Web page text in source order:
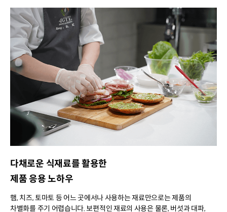
다채로운 식재료를 활용한
제품 응용 노하우
햄, 치즈, 토마토 등 어느 곳에서나 사용하는 재료만으로는 제품의
차별화를 주기 어렵습니다. 보편적인 재료의 사용은 물론, 버섯과 대파,